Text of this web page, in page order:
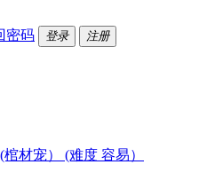
密码 登录 注册
材宠） (难度 容易）